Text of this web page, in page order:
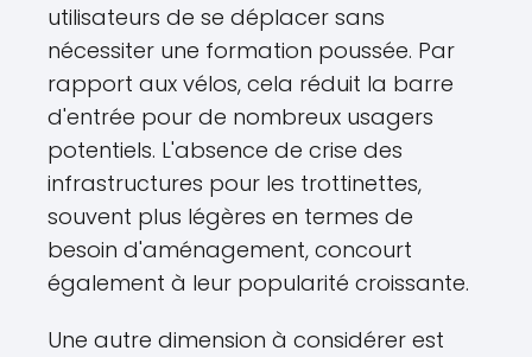
utilisateurs de se déplacer sans
nécessiter une formation poussée. Par
rapport aux vélos, cela réduit la barre
d'entrée pour de nombreux usagers
potentiels. L'absence de crise des
infrastructures pour les trottinettes,
souvent plus légères en termes de
besoin d'aménagement, concourt
également à leur popularité croissante.
Une autre dimension à considérer est